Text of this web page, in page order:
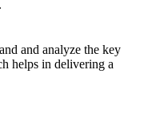
and analyze the key
helps in delivering a